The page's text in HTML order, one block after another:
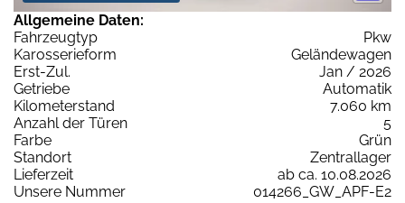
Allgemeine Daten:
Fahrzeugtyp
Pkw
Karosserieform
Geländewagen
Erst-Zul.
Jan / 2026
Getriebe
Automatik
Kilometerstand
7.060 km
Anzahl der Türen
5
Farbe
Grün
Standort
Zentrallager
Lieferzeit
ab ca. 10.08.2026
Unsere Nummer
014266_GW_APF-E2